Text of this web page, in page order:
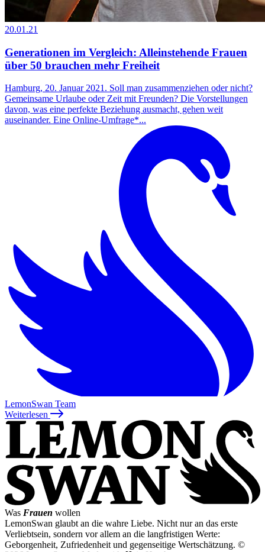
20.01.21
Generationen im Vergleich: Alleinstehende Frauen
über 50 brauchen mehr Freiheit
Hamburg, 20. Januar 2021. Soll man zusammenziehen oder nicht?
Gemeinsame Urlaube oder Zeit mit Freunden? Die Vorstellungen
davon, was eine perfekte Beziehung ausmacht, gehen weit
auseinander. Eine Online-Umfrage*...
LemonSwan Team
Weiterlesen
Was Frauen wollen
LemonSwan glaubt an die wahre Liebe. Nicht nur an das erste
Verliebtsein, sondern vor allem an die langfristigen Werte:
Geborgenheit, Zufriedenheit und gegenseitige Wertschätzung. ©